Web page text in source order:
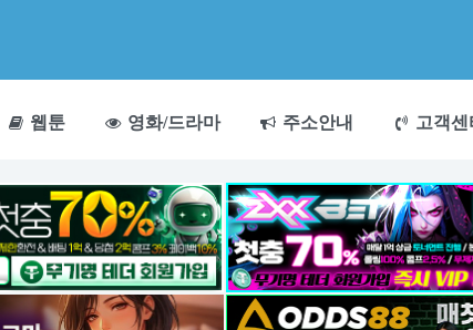
웹툰 영화/드라마 주소안내 고객센